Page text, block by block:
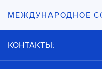
МЕЖДУНАРОДНОЕ
КОНТАКТЫ: